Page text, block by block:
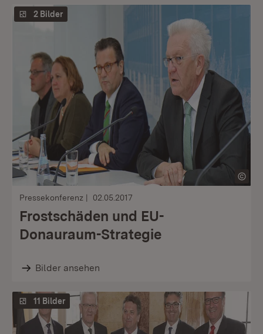
2 Bilder
Pressekonferenz 02.05.2017
Frostschäden und EU-
Donauraum-Strategie
Bilder ansehen
11 Bilder